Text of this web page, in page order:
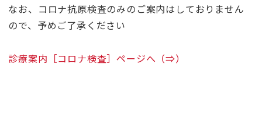
なお、コロナ抗原検査のみのご案内はしておりません
ので、予めご了承ください
診療案内［コロナ検査］ページへ（⇒）